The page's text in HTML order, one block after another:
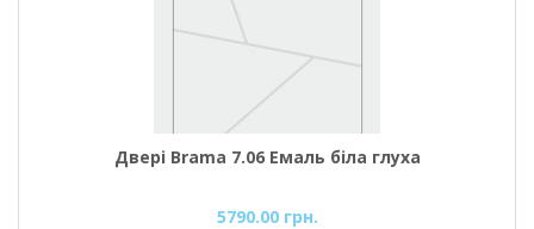
Двері Brama 7.06 Емаль біла глуха
5790.00 грн.